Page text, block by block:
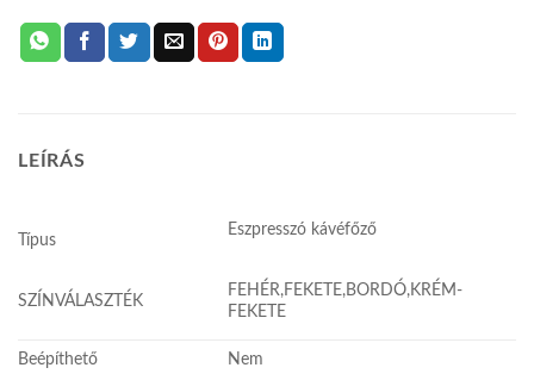
LEÍRÁS
Típus
SZÍNVÁLASZTÉK
Eszpresszó kávéfőző
FEHÉR,FEKETE,BORDÓ,KRÉM-
FEKETE
Beépíthető Nem